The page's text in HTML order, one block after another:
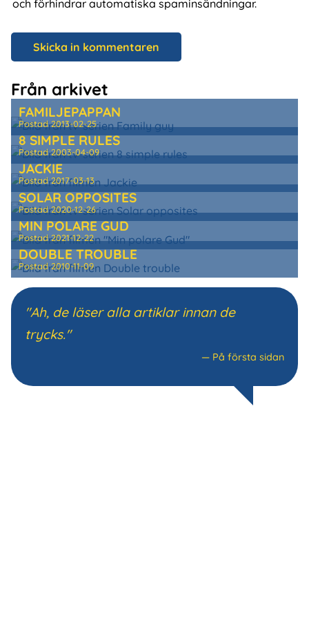
och förhindrar automatiska spaminsändningar.
Från arkivet
FAMILJEPAPPAN
Postad2013-02-25
8 SIMPLE RULES
Postad2003-04-09
JACKIE
Postad2017-03-13
SOLAR OPPOSITES
Postad2020-12-26
MIN POLARE GUD
Postad2021-12-22
DOUBLE TROUBLE
Postad2010-11-09
"Ah, de läser alla artiklar innan de
trycks."
— På första sidan